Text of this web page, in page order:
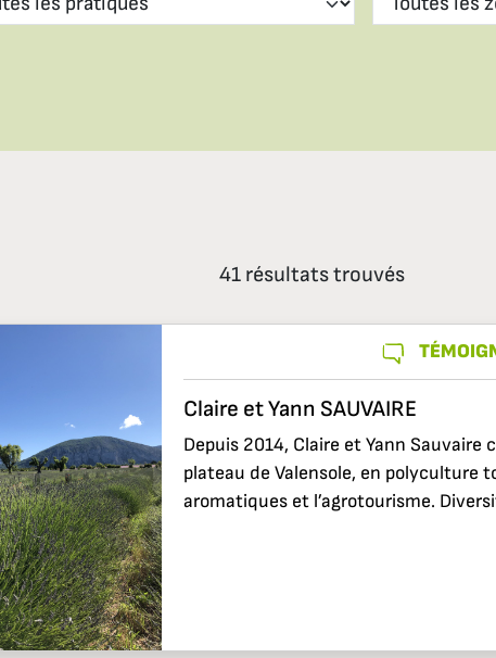
41 résultats trouvés
Claire et Yann SAUVAIRE
Depuis 2014, Claire et Yann
plateau de Valensole, en polyculture
aromatiques et l’agrotourisme.